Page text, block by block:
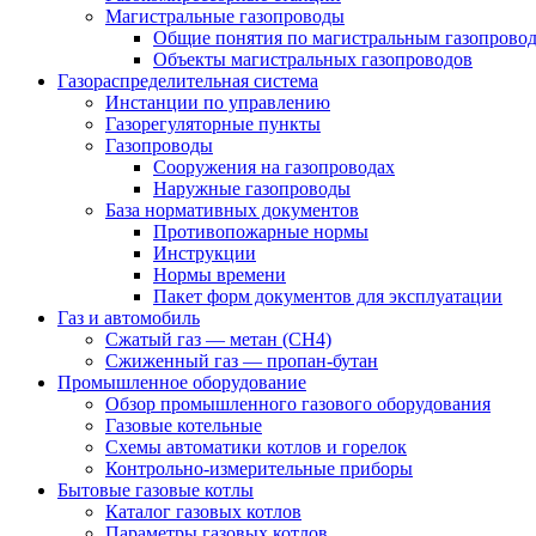
Магистральные газопроводы
Общие понятия по магистральным
Объекты магистральных газопроводов
Газораспределительная система
Инстанции по управлению
Газорегуляторные пункты
Газопроводы
Сооружения на газопроводах
Наружные газопроводы
База нормативных документов
Противопожарные нормы
Инструкции
Нормы времени
Пакет форм документов для эксплуатации
Газ и автомобиль
Сжатый газ — метан (CH4)
Сжиженный газ — пропан-бутан
Промышленное оборудование
Обзор промышленного газового оборудования
Газовые котельные
Схемы автоматики котлов и горелок
Контрольно-измерительные приборы
Бытовые газовые котлы
Каталог газовых котлов